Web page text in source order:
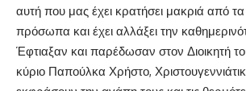
αυτή που μας έχει κρατήσει μακριά από
πρόσωπα και έχει αλλάξει την
Έφτιαξαν και παρέδωσαν στον Διοικητή
κύριο Παπούλκα Χρήστο,